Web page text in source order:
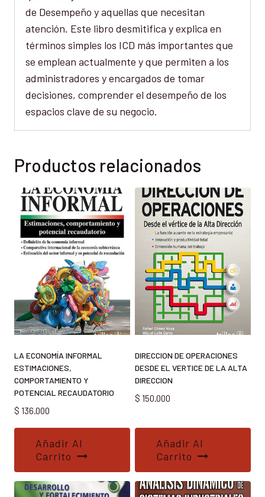
de Desempeño y aquellas que necesitan
atención. Este libro desmitifica y explica en
términos simples los ICD más importantes que
se emplean actualmente y que permiten a los
administradores y encargados de tomar
decisiones, comprender el desempeño de los
espacios clave de su negocio.
Productos relacionados
LA ECONOMÍA INFORMAL
ESTIMACIONES,
COMPORTAMIENTO Y
POTENCIAL RECAUDATORIO
$ 136.000
Añadir Al
Carrito
DIRECCION DE OPERACIONES
DESDE EL VERTICE DE LA ALTA
DIRECCION
$ 150.000
Añadir Al
Carrito